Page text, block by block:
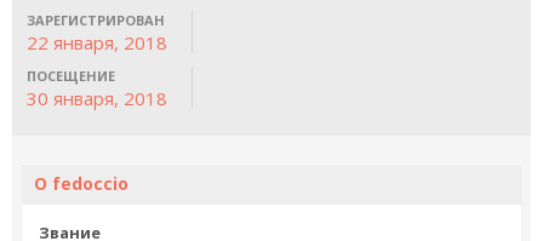
ЗАРЕГИСТРИРОВАН
22 января, 2018
ПОСЕЩЕНИЕ
30 января, 2018
О fedoccio
Звание